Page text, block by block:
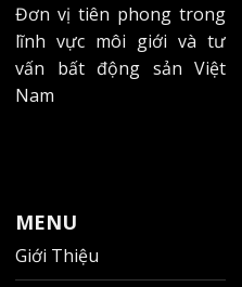
ích:
khu vực này còn
hộ cao cấp khác
Đơn vị tiên phong trong
lĩnh vực môi giới và tư
vấn bất động sản Việt
Nam
MENU
Giới Thiệu